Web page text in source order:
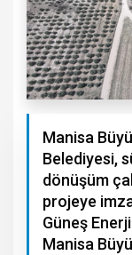
Manisa
Belediyesi,
dönüşüm
projeye
Güneş
Manisa